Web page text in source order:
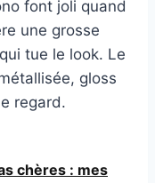
font joli quand
une grosse
tue le look. Le
gloss
regard.
chères : mes